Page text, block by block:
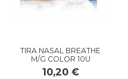
TIRA NASAL BREATHE
M/G COLOR 10U
10,20 €